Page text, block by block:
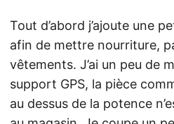
Tout d’abord j’ajoute une
afin de mettre nourriture,
vêtements. J’ai un peu de
support GPS, la pièce
au dessus de la potence